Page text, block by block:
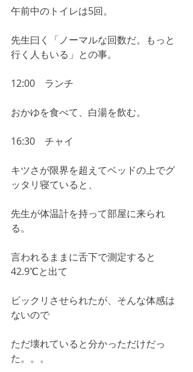
午前中のトイレは5回。
先生曰く「ノーマルな回数だ。もっと
行く人もいる」との事。
12:00　ランチ
おかゆを食べて、白湯を飲む。
16:30　チャイ
キツさが限界を超えてベッドの上でグ
ッタリ寝ていると、
先生が体温計を持って部屋に来られ
る。
言われるままに舌下で測定すると
42.9℃と出て
ビックリさせられたが、そんな体感は
ないので
ただ壊れていると分かっただけだっ
た。。。